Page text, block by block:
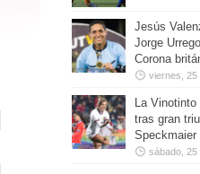
Jesús
Jorge
Corona
viernes, 25
La
tras gran
Speckmaier
sábado, 25